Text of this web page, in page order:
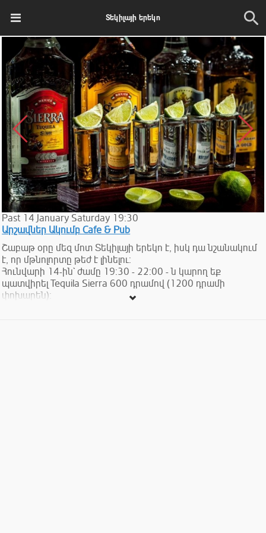
Տեկիլայի երեկո
Past 14 January Saturday 19:30
Արշավներ Ակումբ Cafe & Pub
Շաբաթ օրը մեզ մոտ Տեկիլայի երեկո է, իսկ դա նշանակում
է, որ մթնոլորտը թեժ է լինելու:
Հունվարի 14-ին` ժամը 19:30 - 22:00 - ն կարող եք
պատվիրել Tequila Sierra 600 դրամով (1200 դրամի
փոխարեն):